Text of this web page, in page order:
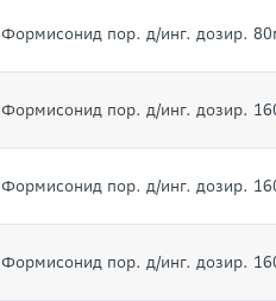
Формисонид пор. д/инг. дозир.
Формисонид пор. д/инг. дозир.
Формисонид пор. д/инг. дозир.
Формисонид пор. д/инг. дозир.